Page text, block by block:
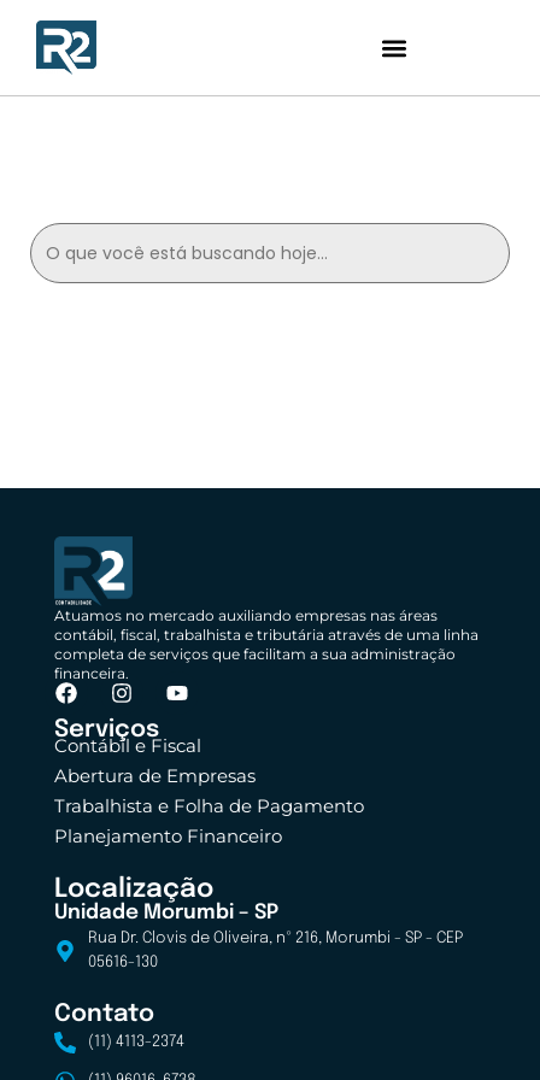
Search
for:
Atuamos no mercado auxiliando empresas nas áreas
contábil, fiscal, trabalhista e tributária através de uma linha
completa de serviços que facilitam a sua administração
financeira.
Serviços
Contábil e Fiscal
Abertura de Empresas
Trabalhista e Folha de Pagamento
Planejamento Financeiro
Localização
Unidade Morumbi – SP
Rua Dr. Clovis de Oliveira, nº 216, Morumbi - SP - CEP
05616-130
Contato
(11) 4113-2374